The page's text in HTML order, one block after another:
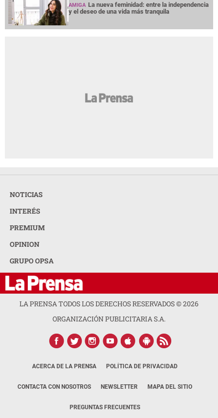
AMIGA La nueva feminidad: entre la independencia
y el deseo de una vida más tranquila
NOTICIAS
INTERÉS
PREMIUM
OPINION
GRUPO OPSA
LA PRENSA TODOS LOS DERECHOS RESERVADOS ©2026
ORGANIZACIÓN PUBLICITARIA S.A.
ACERCA DE LA PRENSA POLÍTICA DE PRIVACIDAD
CONTACTA CON NOSOTROS NEWSLETTER MAPA DEL SITIO
PREGUNTAS FRECUENTES